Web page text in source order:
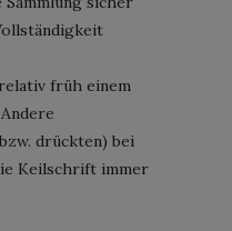
früh einem
drückten) bei
Keilschrift immer